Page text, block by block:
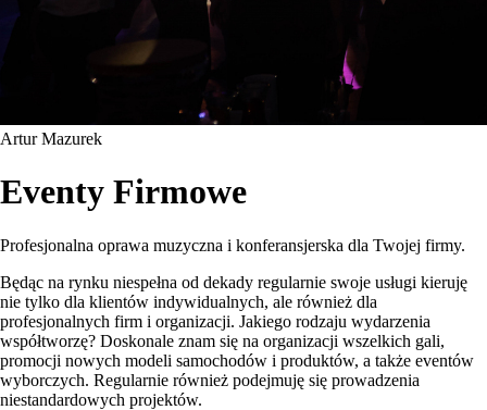
Artur Mazurek
Eventy Firmowe
Profesjonalna oprawa muzyczna i konferansjerska dla Twojej firmy.
Będąc na rynku niespełna od dekady regularnie swoje usługi kieruję
nie tylko dla klientów indywidualnych, ale również dla
profesjonalnych firm i organizacji. Jakiego rodzaju wydarzenia
współtworzę? Doskonale znam się na organizacji wszelkich gali,
promocji nowych modeli samochodów i produktów, a także eventów
wyborczych. Regularnie również podejmuję się prowadzenia
niestandardowych projektów.